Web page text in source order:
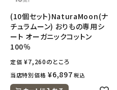
(10個セット)NaturaMoon(ナ
チュラムーン) おりもの専用シ
ート オーガニックコットン
100％
定価 ¥7,260のところ
当店特別価格 ¥6,897 税込